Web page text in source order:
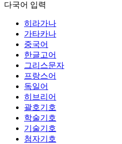
다국어 입력
히라가나
가타카나
중국어
한글고어
그리스문자
프랑스어
독일어
히브리어
괄호기호
학술기호
기술기호
첨자기호